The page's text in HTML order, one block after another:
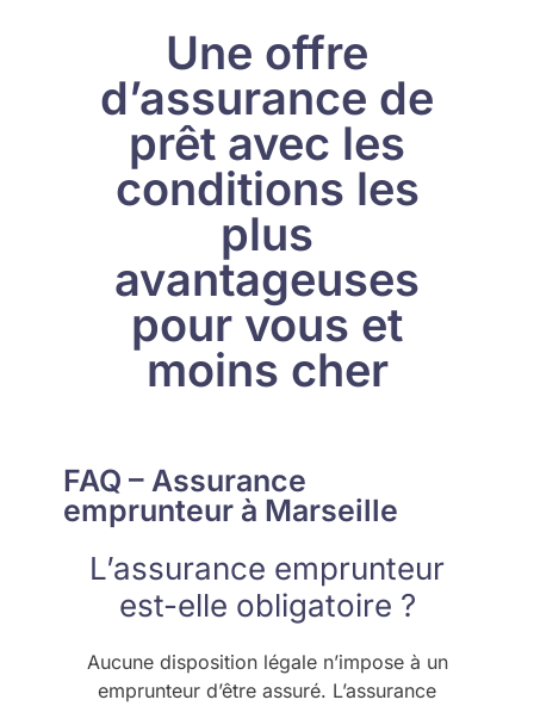
Une offre
d’assurance de
prêt avec les
conditions les
plus
avantageuses
pour vous et
moins cher
FAQ – Assurance
emprunteur à Marseille
L’assurance emprunteur
est-elle obligatoire ?
Aucune disposition légale n’impose à un
emprunteur d’être assuré. L’assurance